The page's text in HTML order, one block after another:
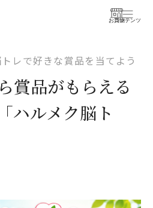
お買物
コンテンツ
レで好きな賞品を当てよう
賞品がもらえる
ハルメク脳ト